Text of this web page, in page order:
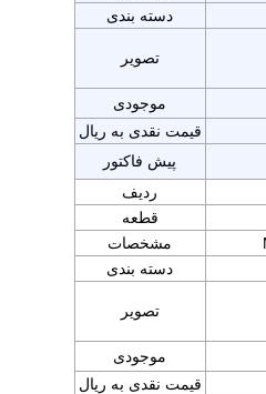
دسته بندی
تصویر
موجودی
قیمت نقدی به ریال
پیش فاکتور
ردیف
قطعه
مشخصات
دسته بندی
تصویر
موجودی
قیمت نقدی به ریال